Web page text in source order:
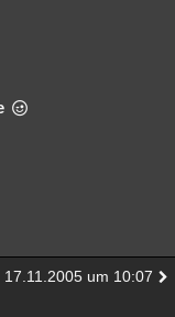
17.11.2005 um 10:07